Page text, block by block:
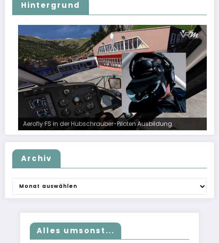
Hintergrund
Aerofly FS in der Hubschrauber-Piloten Ausbildung
Archiv
Alles umsonst...